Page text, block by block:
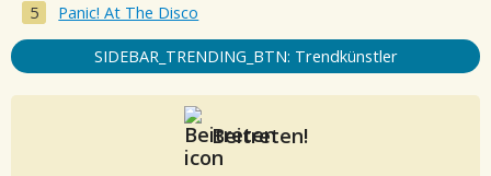
Panic! At The Disco
SIDEBAR_TRENDING_BTN: Trendkünstler
Beitreten!